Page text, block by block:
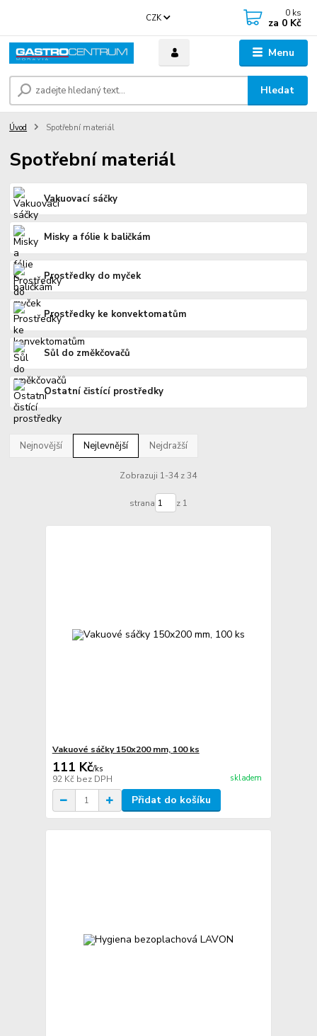
Menu
CZK
Hledat
0 ks
za 0 Kč
Úvod Spotřební materiál
Spotřební materiál
Vakuovací sáčky
Misky a fólie k baličkám
Prostředky do myček
Prostředky ke konvektomatům
Sůl do změkčovačů
Ostatní čistící prostředky
Nejnovější Nejlevnější Nejdražší
Zobrazuji 1-34 z 34
strana z 1
Vakuové sáčky 150x200 mm, 100 ks
111 Kč/ks
92 Kč bez DPH skladem
Přidat do košíku